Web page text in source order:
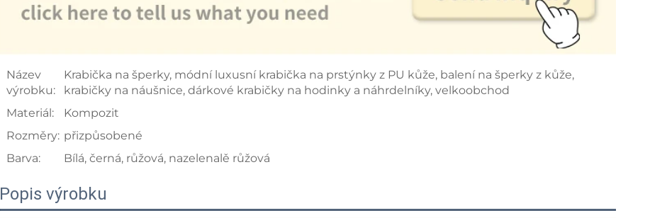
Název
výrobku:
Krabička na šperky, módní luxusní krabička na prstýnky z PU kůže, balení na šperky z kůže,
krabičky na náušnice, dárkové krabičky na hodinky a náhrdelníky, velkoobchod
Materiál:
Kompozit
Rozměry: přizpůsobené
Barva:
Bílá, černá, růžová, nazelenalě růžová
Popis výrobku